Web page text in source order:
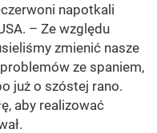
napotkali
– Ze względu
zmienić nasze
ze spaniem,
już o szóstej rano.
aby realizować